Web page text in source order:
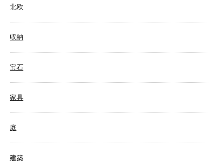
北欧
収納
宝石
家具
庭
建築